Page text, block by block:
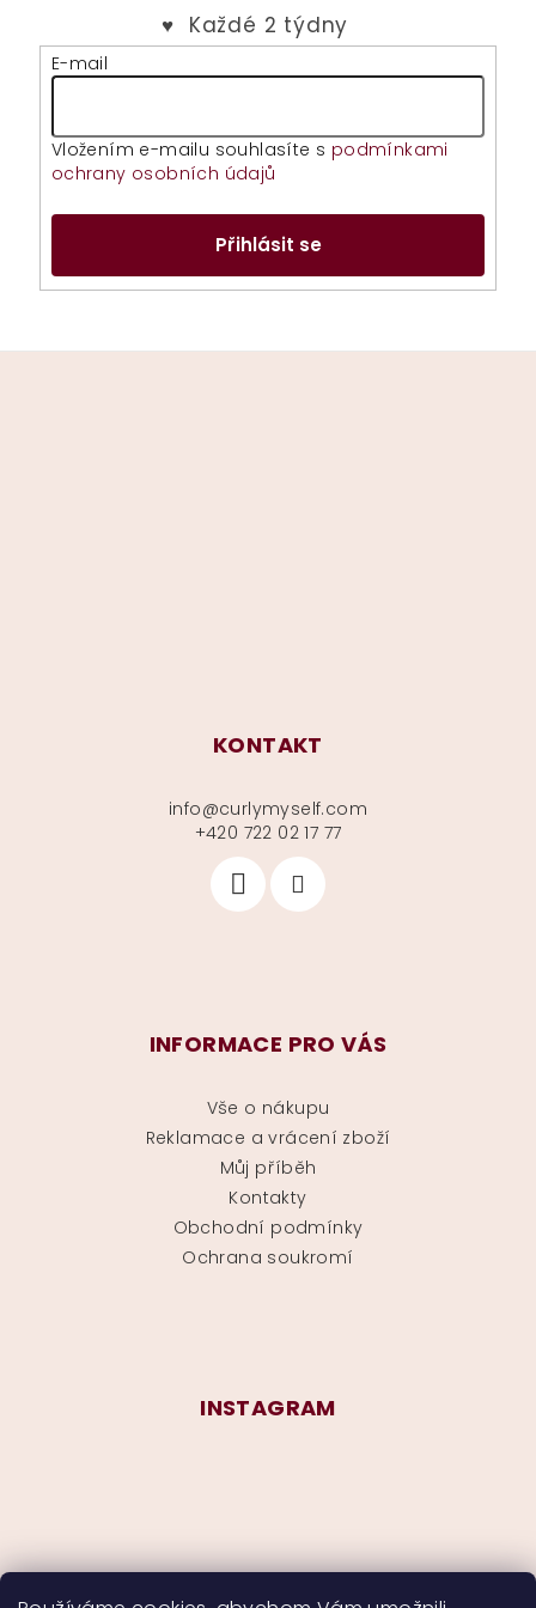
y
v
ý
i
s
u
E-mail
Vložením e-mailu souhlasíte s podmínkami
ochrany osobních údajů
Přihlásit se
KONTAKT
info@curlymyself.com
+420 722 02 17 77
INFORMACE PRO VÁS
Vše o nákupu
Reklamace a vrácení zboží
Můj příběh
Kontakty
Obchodní podmínky
Ochrana soukromí
INSTAGRAM